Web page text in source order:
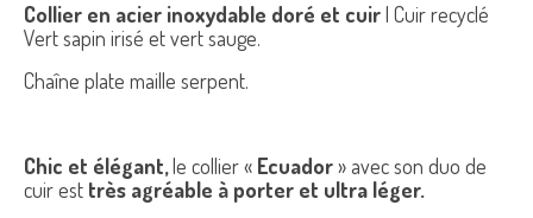
Collier en acier inoxydable doré et cuir| Cuir recyclé
Vert sapin irisé et vert sauge.
Chaîne plate maille serpent.
Chic et élégant,le collier « Ecuador» avec son duo de
cuir est très agréable à porter et ultra léger.